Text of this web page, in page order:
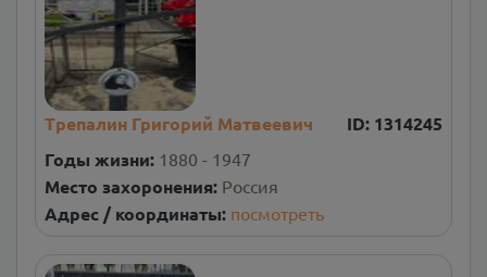
Трепалин Григорий Матвеевич ID: 1314245
Годы жизни: 1880 - 1947
Место захоронения: Россия
Адрес / координаты: посмотреть